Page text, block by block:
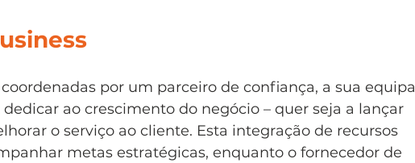
por um parceiro de confiança, a sua equipa
ao crescimento do negócio – quer seja a lançar
o serviço ao cliente. Esta integração de recursos
metas estratégicas, enquanto o fornecedor de